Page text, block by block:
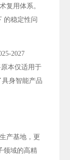
复用体系。
的稳定性问
2027
本仅适用于
身智能产品
产基地，更
领域的高精